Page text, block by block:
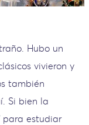
Hubo un
vivieron y
también
Si bien la
estudiar